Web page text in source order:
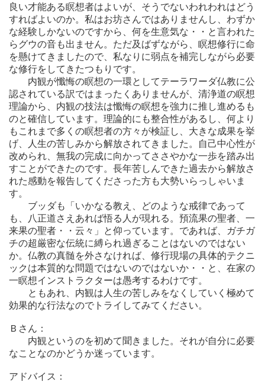
良い才能ある瞑想者はよいが、そうでないわれわれはどう
すればよいのか。私はお坊さんではありませんし、わずか
な経験しかないのですから、何を生意気な・・と言われた
らグウの音も出ません。ただ及ばずながら、瞑想修行に命
を懸けてきましたので、私なりに弱点を補完しながら必要
な修行をしてきたつもりです。
内観が懺悔の瞑想の一環としてテーラワーダ仏教に公
認されている訳ではまったくありませんが、清浄道の瞑想
理論から、内観の技法は懺悔の瞑想を強力に推し進めるも
のと確信しています。理論的にも整合性があるし、何より
もこれまで多くの瞑想者の方々が検証し、大きな成果を挙
げ、人生の苦しみから解放されてきました。自己中心性が
改められ、無我の完成に向かってささやかな一歩を踏み出
すことができたのです。長年苦しんできた過去から解放さ
れた感動を報告してくださった方も大勢いらっしゃいま
す。
ブッダも「いかなる教え、どのような戒律であって
も、八正道さえあれば悟る人が現れる。預流果の聖者、一
来果の聖者・・云々」と仰っています。であれば、ガチガ
チの超厳密な伝統に縛られ過ぎることはないのではない
か。仏教の真髄を外さなければ、修行現場の具体的テクニ
ックは本質的な問題ではないのではないか・・と、在家の
一瞑想インストラクターは愚考するわけです。
ともあれ、内観は人生の苦しみをなくしていく極めて
効果的な行法なのでトライしてみてください。
Ｂさん：
内観というのを初めて聞きました。それが自分に必要
なことなのかどうか迷っています。
アドバイス：